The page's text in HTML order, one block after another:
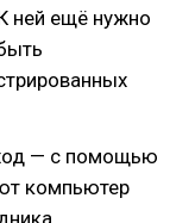
ней ещё нужно
— с помощью
компьютер